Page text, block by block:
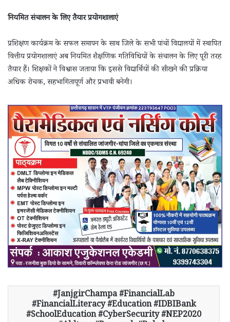
नियमित संचालन के लिए तैयार प्रयोगशालाएं
प्रशिक्षण कार्यक्रम के सफल समापन के साथ जिले के सभी पांचों विद्यालयों में स्थापित
वित्तीय प्रयोगशालाएं अब नियमित शैक्षणिक गतिविधियों के संचालन के लिए पूरी तरह
तैयार हैं। शिक्षकों ने विश्वास जताया कि इससे विद्यार्थियों की सीखने की प्रक्रिया
अधिक रोचक, सहभागितापूर्ण और प्रभावी बनेगी।
JanjgirChampa #FinancialLab
#FinancialLiteracy #Education #IDBIBank
#SchoolEducation #CyberSecurity #NEP2020